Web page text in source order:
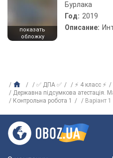
показать
обложку
Бурлака
Год: 2019
Описание:
✅ ДПА ✅ ⚡ 4 класс ⚡
Державна підсумкова атестація.
Контрольна робота 1
Варіант 1